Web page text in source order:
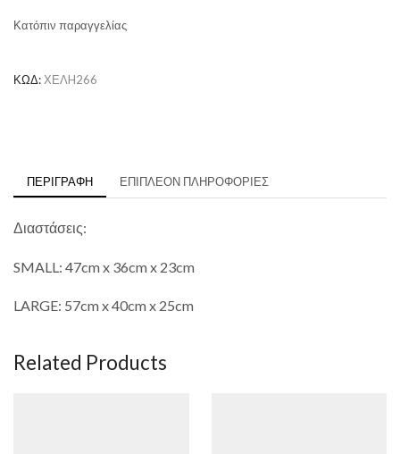
Κατόπιν παραγγελίας
ΚΩΔ: ΧΕΛH266
ΠΕΡΙΓΡΑΦΉ ΕΠΙΠΛΈΟΝ ΠΛΗΡΟΦΟΡΊΕΣ
Διαστάσεις:
SMALL: 47cm x 36cm x 23cm
LARGE: 57cm x 40cm x 25cm
Related Products